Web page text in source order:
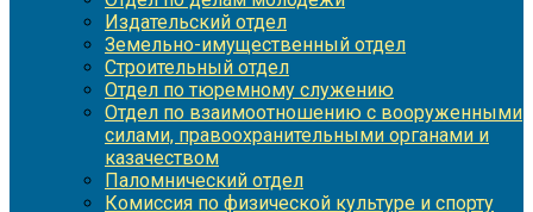
Издательский отдел
Земельно-имущественный отдел
Строительный отдел
Отдел по тюремному служению
Отдел по взаимоотношению с вооруженными
силами, правоохранительными органами и
казачеством
Паломнический отдел
Комиссия по физической культуре и спорту